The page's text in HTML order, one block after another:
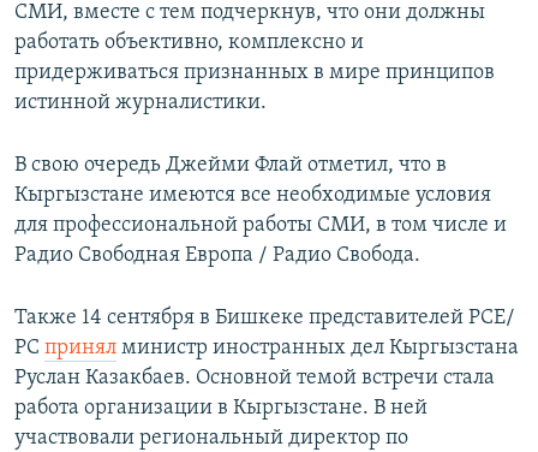
СМИ, вместе с тем подчеркнув, что они должны
работать объективно, комплексно и
придерживаться признанных в мире принципов
истинной журналистики.
В свою очередь Джейми Флай отметил, что в
Кыргызстане имеются все необходимые условия
для профессиональной работы СМИ, в том числе и
Радио Свободная Европа / Радио Свобода.
Также 14 сентября в Бишкеке представителей РСЕ/
РС принял министр иностранных дел Кыргызстана
Руслан Казакбаев. Основной темой встречи стала
работа организации в Кыргызстане. В ней
участвовали региональный директор по